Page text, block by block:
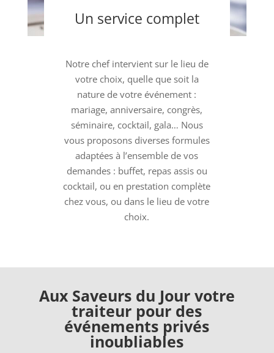
Un service complet
Notre chef intervient sur le lieu de
votre choix, quelle que soit la
nature de votre événement :
mariage, anniversaire, congrès,
séminaire, cocktail, gala… Nous
vous proposons diverses formules
adaptées à l’ensemble de vos
demandes : buffet, repas assis ou
cocktail, ou en prestation complète
chez vous, ou dans le lieu de votre
choix.
Aux Saveurs du Jour votre
traiteur pour des
événements privés
inoubliables